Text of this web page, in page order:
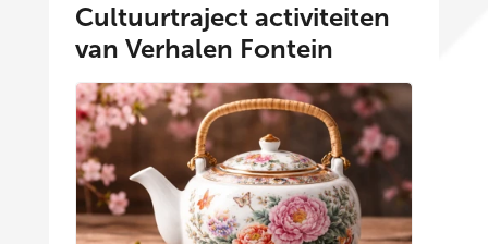
Cultuurtraject activiteiten
van Verhalen Fontein